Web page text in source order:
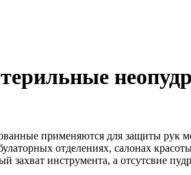
применяются для защиты рук
отделениях, салонах
захват инструмента, а отсутсвие